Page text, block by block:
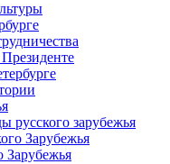
русского зарубежья
Зарубежья
Зарубежья